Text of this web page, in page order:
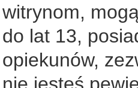
witrynom,
do lat 13,
opiekunów,